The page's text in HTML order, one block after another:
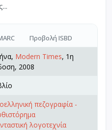
Προβολή ISBD
Modern Times, 1η
2008
πεζογραφία -
λογοτεχνία